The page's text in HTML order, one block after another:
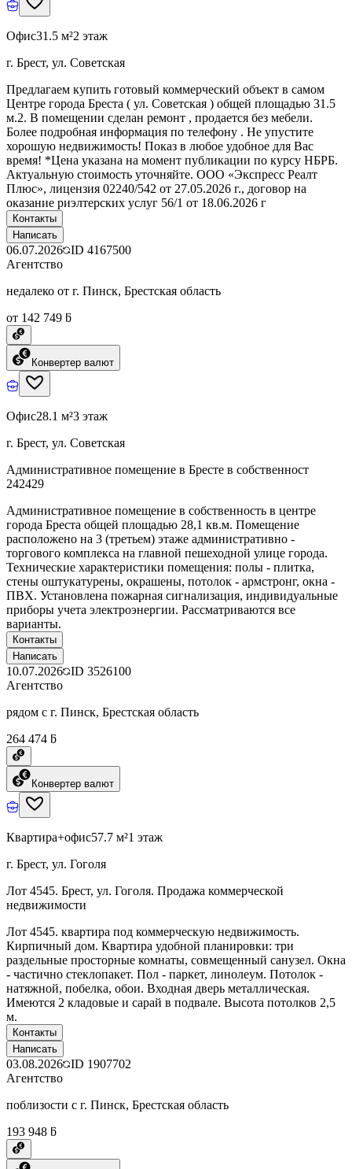
Офис31.5 м²2 этаж
г. Брест, ул. Советская
Предлагаем купить готовый коммерческий объект в самом
Центре города Бреста ( ул. Советская ) общей площадью 31.5
м.2. В помещении сделан ремонт , продается без мебели.
Более подробная информация по телефону . Не упустите
хорошую недвижимость! Показ в любое удобное для Вас
время! *Цена указана на момент публикации по курсу НБРБ.
Актуальную стоимость уточняйте. ООО «Экспресс Реалт
Плюс», лицензия 02240/542 от 27.05.2026 г., договор на
оказание риэлтерских услуг 56/1 от 18.06.2026 г
Контакты
Написать
06.07.2026 ID 4167500
Агентство
недалеко от г. Пинск, Брестская область
от 142 749 ƃ
Конвертер валют
Офис28.1 м²3 этаж
г. Брест, ул. Советская
Административное помещение в Бресте в собственност
242429
Административное помещение в собственность в центре
города Бреста общей площадью 28,1 кв.м. Помещение
расположено на 3 (третьем) этаже административно -
торгового комплекса на главной пешеходной улице города.
Технические характеристики помещения: полы - плитка,
стены оштукатурены, окрашены, потолок - армстронг, окна -
ПВХ. Установлена пожарная сигнализация, индивидуальные
приборы учета электроэнергии. Рассматриваются все
варианты.
Контакты
Написать
10.07.2026 ID 3526100
Агентство
рядом с г. Пинск, Брестская область
264 474 ƃ
Конвертер валют
Квартира+офис57.7 м²1 этаж
г. Брест, ул. Гоголя
Лот 4545. Брест, ул. Гоголя. Продажа коммерческой
недвижимости
Лот 4545. квартира под коммерческую недвижимость.
Кирпичный дом. Квартира удобной планировки: три
раздельные просторные комнаты, совмещенный санузел. Окна
- частично стеклопакет. Пол - паркет, линолеум. Потолок -
натяжной, побелка, обои. Входная дверь металлическая.
Имеются 2 кладовые и сарай в подвале. Высота потолков 2,5
м.
Контакты
Написать
03.08.2026 ID 1907702
Агентство
поблизости с г. Пинск, Брестская область
193 948 ƃ